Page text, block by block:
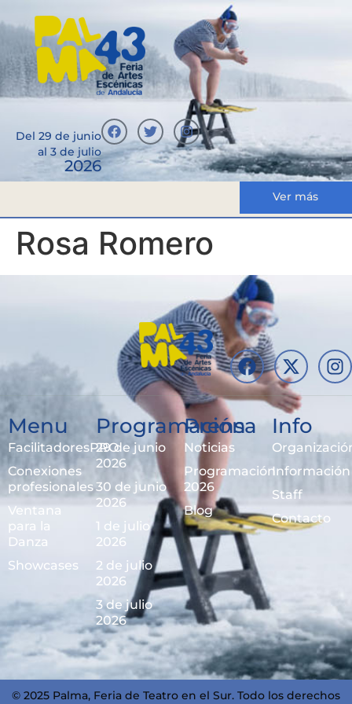
Del 29 de junio
al 3 de julio
2026
Ver más
Rosa Romero
Menu
FacilitadoresPRO
Conexiones
profesionales
Ventana
para la
Danza
Showcases
Programación
29 de junio
2026
30 de junio
2026
1 de julio
2026
2 de julio
2026
3 de julio
2026
Prensa
Noticias
Programación
2026
Blog
Info
Información
Staff
Contacto
© 2025 Palma, Feria de Teatro en el Sur. Todo los derechos